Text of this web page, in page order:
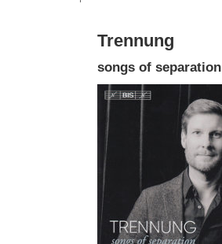
Trennung
songs of separation